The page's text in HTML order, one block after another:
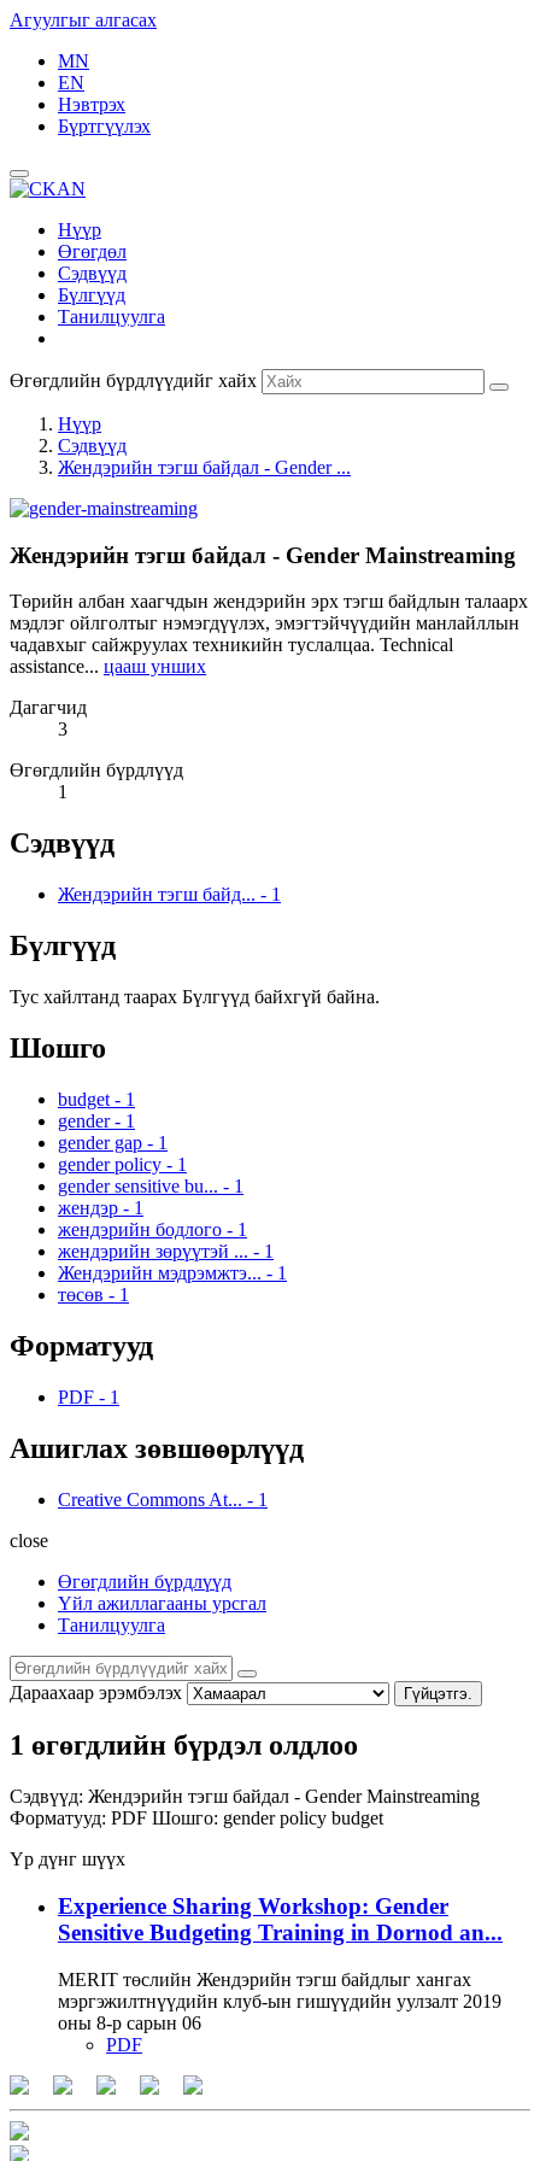
Агуулгыг алгасах
MN
EN
Нэвтрэх
Бүртгүүлэх
Нүүр
Өгөгдөл
Сэдвүүд
Бүлгүүд
Танилцуулга
Өгөгдлийн бүрдлүүдийг хайх
Нүүр
Сэдвүүд
Жендэрийн тэгш байдал - Gender ...
Жендэрийн тэгш байдал - Gender Mainstreaming
Төрийн албан хаагчдын жендэрийн эрх тэгш байдлын талаарх
мэдлэг ойлголтыг нэмэгдүүлэх, эмэгтэйчүүдийн манлайллын
чадавхыг сайжруулах техникийн туслалцаа. Technical
assistance... цааш унших
Дагагчид
3
Өгөгдлийн бүрдлүүд
1
Сэдвүүд
Жендэрийн тэгш байд... - 1
Бүлгүүд
Тус хайлтанд таарах Бүлгүүд байхгүй байна.
Шошго
budget - 1
gender - 1
gender gap - 1
gender policy - 1
gender sensitive bu... - 1
жендэр - 1
жендэрийн бодлого - 1
жендэрийн зөрүүтэй ... - 1
Жендэрийн мэдрэмжтэ... - 1
төсөв - 1
Форматууд
PDF - 1
Ашиглах зөвшөөрлүүд
Creative Commons At... - 1
close
Өгөгдлийн бүрдлүүд
Үйл ажиллагааны урсгал
Танилцуулга
Дараахаар эрэмбэлэх Гүйцэтгэ.
1 өгөгдлийн бүрдэл олдлоо
Сэдвүүд: Жендэрийн тэгш байдал - Gender Mainstreaming
Форматууд: PDF Шошго: gender policy budget
Үр дүнг шүүх
Experience Sharing Workshop: Gender
Sensitive Budgeting Training in Dornod an...
MERIT төслийн Жендэрийн тэгш байдлыг хангах
мэргэжилтнүүдийн клуб-ын гишүүдийн уулзалт 2019
оны 8-р сарын 06
PDF